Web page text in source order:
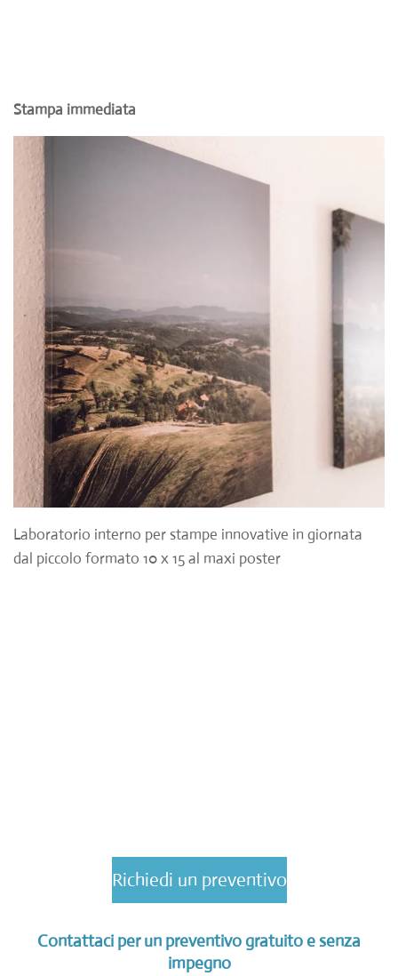
Stampa immediata
Laboratorio interno per stampe innovative in giornata
dal piccolo formato 10 x 15 al maxi poster
Richiedi un preventivo
Contattaci per un preventivo gratuito e senza
impegno